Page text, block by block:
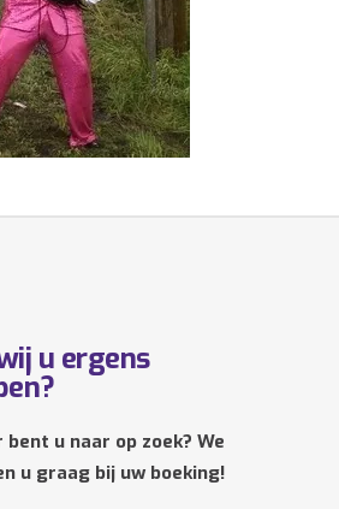
u ergens
bent u naar op zoek? We
u graag bij uw boeking!